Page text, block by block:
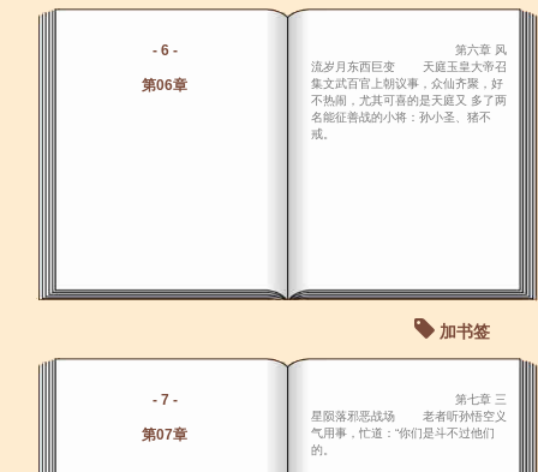
- 6 -
第06章
第六章 风
流岁月东西巨变 天庭玉皇大帝召
集文武百官上朝议事，众仙齐聚，好
不热闹，尤其可喜的是天庭又 多了两
名能征善战的小将：孙小圣、猪不
戒。
加书签
- 7 -
第07章
第七章 三
星陨落邪恶战场 老者听孙悟空义
气用事，忙道：“你们是斗不过他们
的。